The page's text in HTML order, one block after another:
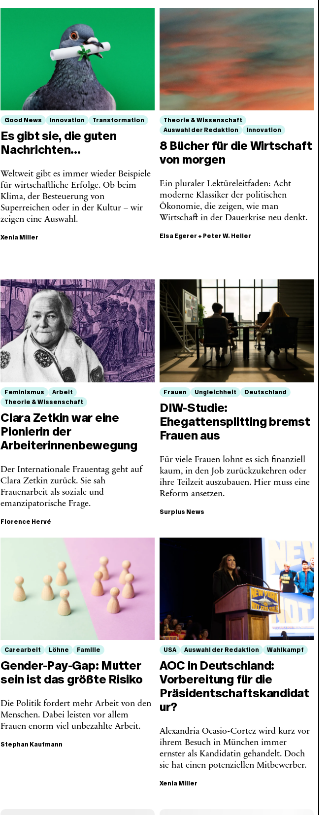
Good News Innovation Transformation
Es gibt sie, die guten
Nachrichten…
Weltweit gibt es immer wieder Beispiele
für wirtschaftliche Erfolge. Ob beim
Klima, der Besteuerung von
Superreichen oder in der Kultur – wir
zeigen eine Auswahl.
Xenia Miller
Theorie & Wissenschaft
Auswahl der Redaktion
Innovation
8 Bücher für die Wirtschaft
von morgen
Ein pluraler Lektüreleitfaden: Acht
moderne Klassiker der politischen
Ökonomie, die zeigen, wie man
Wirtschaft in der Dauerkrise neu denkt.
Elsa Egerer + Peter W. Heller
Feminismus
Arbeit
Theorie & Wissenschaft
Clara Zetkin war eine
Pionierin der
Arbeiterinnenbewegung
Der Internationale Frauentag geht auf
Clara Zetkin zurück. Sie sah
Frauenarbeit als soziale und
emanzipatorische Frage.
Florence Hervé
Frauen Ungleichheit Deutschland
DIW-Studie:
Ehegattensplitting bremst
Frauen aus
Für viele Frauen lohnt es sich finanziell
kaum, in den Job zurückzukehren oder
ihre Teilzeit auszubauen. Hier muss eine
Reform ansetzen.
Surplus News
Carearbeit Löhne Familie
Gender-Pay-Gap: Mutter
sein ist das größte Risiko
Die Politik fordert mehr Arbeit von den
Menschen. Dabei leisten vor allem
Frauen enorm viel unbezahlte Arbeit.
Stephan Kaufmann
USA Auswahl der Redaktion Wahlkampf
AOC in Deutschland:
Vorbereitung für die
Präsidentschaftskandidat
ur?
Alexandria Ocasio-Cortez wird kurz vor
ihrem Besuch in München immer
ernster als Kandidatin gehandelt. Doch
sie hat einen potenziellen Mitbewerber.
Xenia Miller